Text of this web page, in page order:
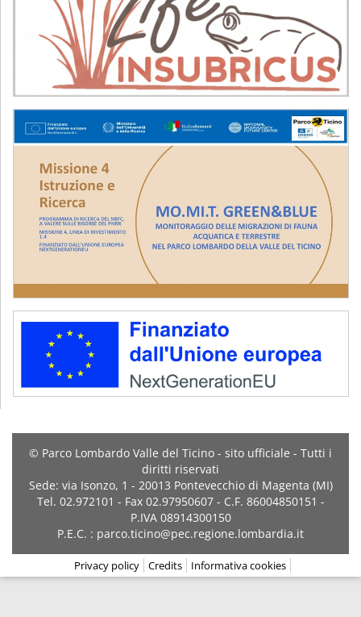
© Parco Lombardo Valle del Ticino - sito ufficiale - Tutti i
diritti riservati
Sede: via Isonzo, 1 - 20013 Pontevecchio di Magenta (MI)
Tel. 02.972101 - Fax 02.97950607 - C.F. 86004850151 -
P.IVA 08914300150
P.E.C. : parco.ticino@pec.regione.lombardia.it
Privacy policy Credits Informativa cookies